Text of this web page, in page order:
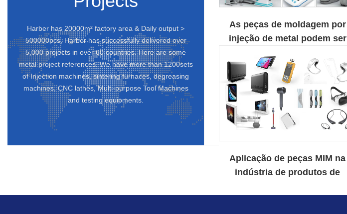
Harber has 20000m² factory area & Daily output >
500000pcs, Harber has successfully delivered over
5,000 projects in over 60 countries. Here are some
metal project references. We have more than 1200sets
of Injection machines, sintering furnaces, degreasing
machines, CNC lathes, Multi-purpose Tool Machines
and testing equipments.
As peças de moldagem por
injeção de metal podem ser
aplicações
Aplicação de peças MIM na
indústria de produtos de